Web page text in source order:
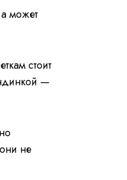
может
стоит
—
не